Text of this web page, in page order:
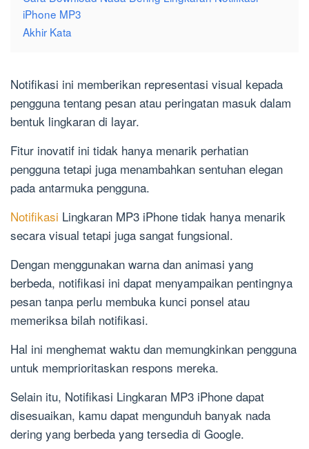
iPhone MP3
Akhir Kata
Notifikasi ini memberikan representasi visual kepada
pengguna tentang pesan atau peringatan masuk dalam
bentuk lingkaran di layar.
Fitur inovatif ini tidak hanya menarik perhatian
pengguna tetapi juga menambahkan sentuhan elegan
pada antarmuka pengguna.
Notifikasi Lingkaran MP3 iPhone tidak hanya menarik
secara visual tetapi juga sangat fungsional.
Dengan menggunakan warna dan animasi yang
berbeda, notifikasi ini dapat menyampaikan pentingnya
pesan tanpa perlu membuka kunci ponsel atau
memeriksa bilah notifikasi.
Hal ini menghemat waktu dan memungkinkan pengguna
untuk memprioritaskan respons mereka.
Selain itu, Notifikasi Lingkaran MP3 iPhone dapat
disesuaikan, kamu dapat mengunduh banyak nada
dering yang berbeda yang tersedia di Google.